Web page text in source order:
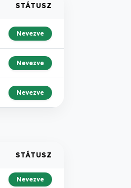
STÁTUSZ
Nevezve
Nevezve
Nevezve
STÁTUSZ
Nevezve